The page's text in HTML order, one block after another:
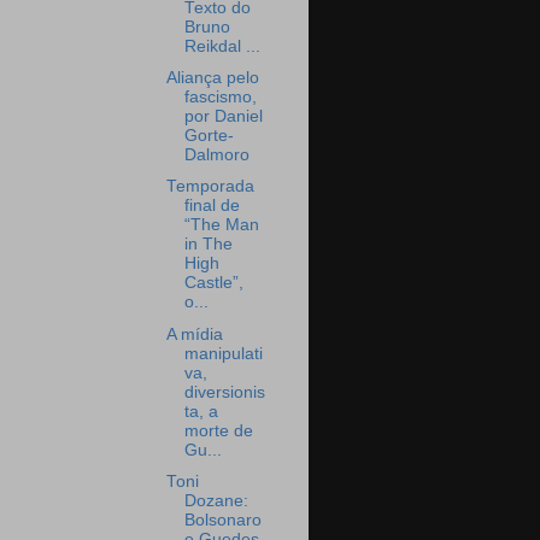
Texto do
Bruno
Reikdal ...
Aliança pelo
fascismo,
por Daniel
Gorte-
Dalmoro
Temporada
final de
“The Man
in The
High
Castle”,
o...
A mídia
manipulati
va,
diversionis
ta, a
morte de
Gu...
Toni
Dozane:
Bolsonaro